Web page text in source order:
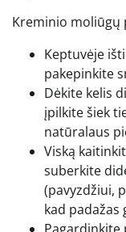
Kreminio moliūgų
Keptuvėje
pakepinkite
Dėkite kelis
įpilkite šiek
natūralaus
Viską
suberkite
(pavyzdžiui,
kad padažas